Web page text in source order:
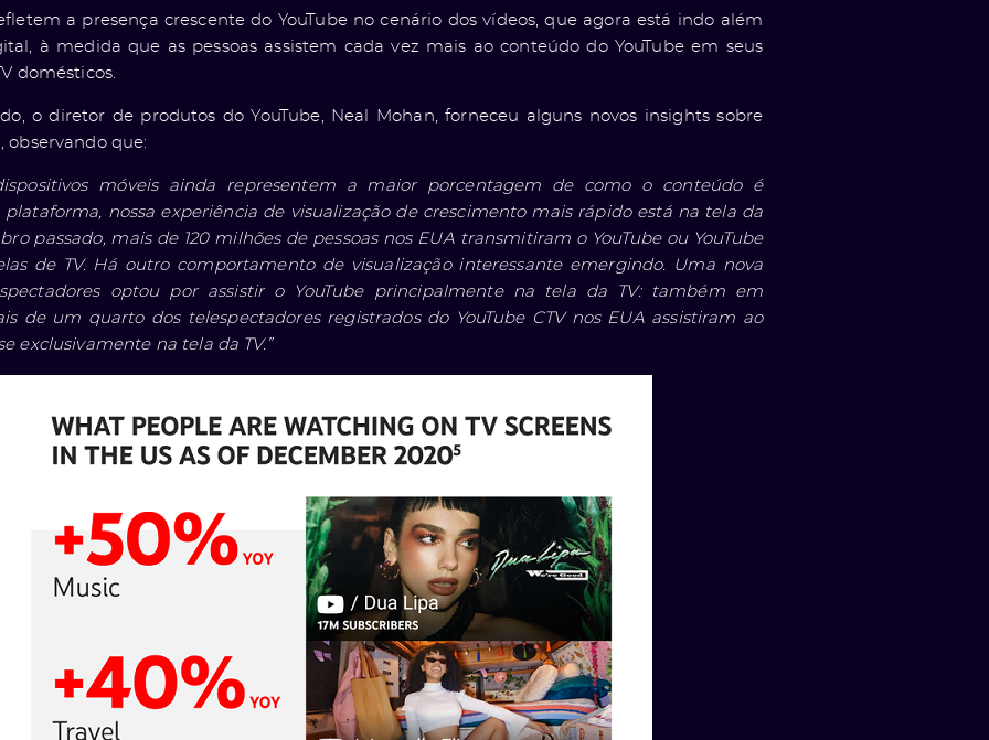
a presença crescente do YouTube no cenário dos vídeos, que agora está indo além
à medida que as pessoas assistem cada vez mais ao conteúdo do YouTube em seus
domésticos.
o diretor de produtos do YouTube, Neal Mohan, forneceu alguns novos insights sobre
observando que:
móveis ainda representem a maior porcentagem de como o conteúdo é
nossa experiência de visualização de crescimento mais rápido está na tela da
passado, mais de 120 milhões de pessoas nos EUA transmitiram o YouTube ou YouTube
de TV. Há outro comportamento de visualização interessante emergindo. Uma nova
optou por assistir o YouTube principalmente na tela da TV: também em
de um quarto dos telespectadores registrados do YouTube CTV nos EUA assistiram ao
exclusivamente na tela da TV.”